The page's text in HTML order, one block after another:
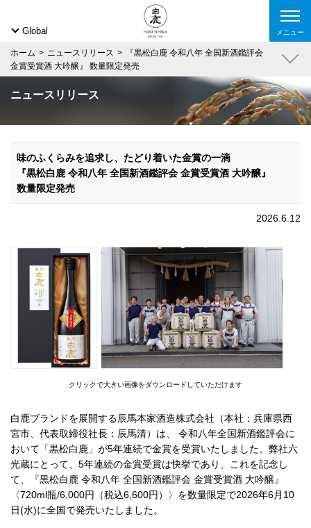
メニュー
Global
ホーム ニュースリリース
『黒松白鹿 令和八年 全国新酒鑑評会
金賞受賞酒 大吟醸』 数量限定発売
ニュースリリース
味のふくらみを追求し、たどり着いた金賞の一滴
『黒松白鹿 令和八年 全国新酒鑑評会 金賞受賞酒 大吟醸』
数量限定発売
2026.6.12
クリックで大きい画像をダウンロードしていただけます
白鹿ブランドを展開する辰馬本家酒造株式会社（本社：兵庫県西
宮市、代表取締役社長：辰馬清）は、 令和八年全国新酒鑑評会に
おいて「黒松白鹿」が5年連続で金賞を受賞いたしました。弊社六
光蔵にとって、5年連続の金賞受賞は快挙であり、これを記念し
て、『黒松白鹿 令和八年 全国新酒鑑評会 金賞受賞酒 大吟醸』
〈720ml瓶/6,000円（税込6,600円）〉を数量限定で2026年6月10
日(水)に全国で発売いたしました。